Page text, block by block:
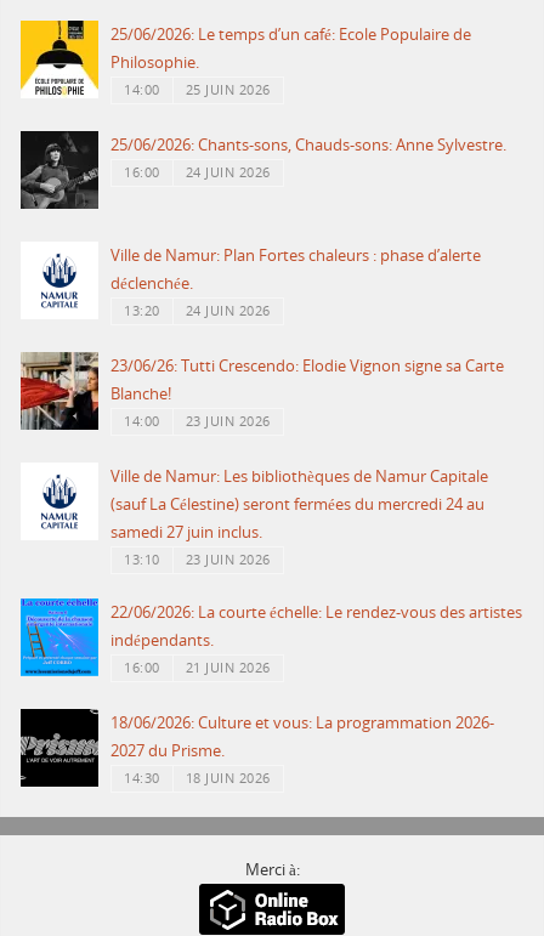
25/06/2026: Le temps d’un café: Ecole Populaire de
Philosophie.
14:00 25 JUIN 2026
25/06/2026: Chants-sons, Chauds-sons: Anne Sylvestre.
16:00 24 JUIN 2026
Ville de Namur: Plan Fortes chaleurs : phase d’alerte
déclenchée.
13:20 24 JUIN 2026
23/06/26: Tutti Crescendo: Elodie Vignon signe sa Carte
Blanche!
14:00 23 JUIN 2026
Ville de Namur: Les bibliothèques de Namur Capitale
(sauf La Célestine) seront fermées du mercredi 24 au
samedi 27 juin inclus.
13:10 23 JUIN 2026
22/06/2026: La courte échelle: Le rendez-vous des artistes
indépendants.
16:00 21 JUIN 2026
18/06/2026: Culture et vous: La programmation 2026-
2027 du Prisme.
14:30 18 JUIN 2026
Merci à: